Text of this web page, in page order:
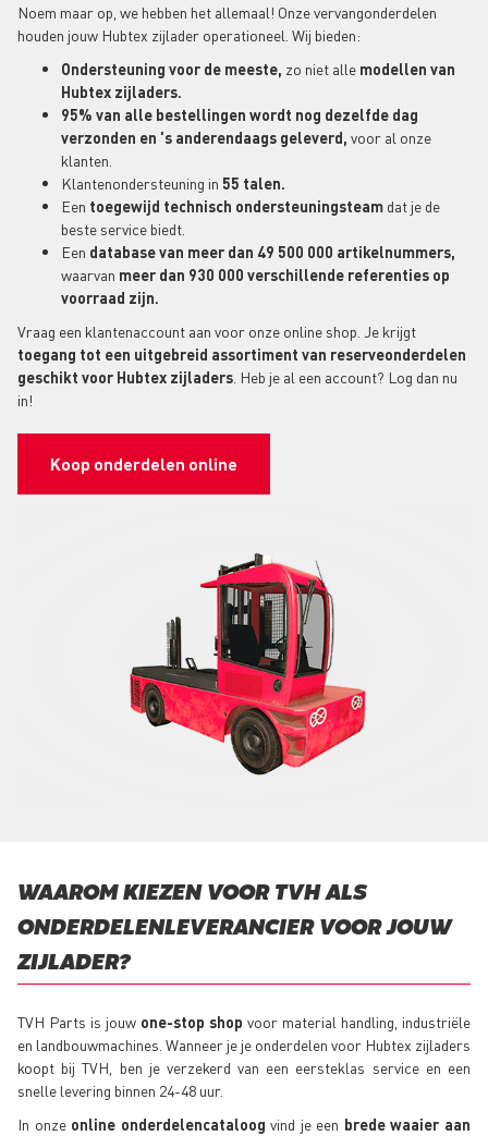
Noem maar op, we hebben het allemaal! Onze vervangonderdelen
houden jouw Hubtex zijlader operationeel. Wij bieden:
Ondersteuning voor de meeste, zo niet alle modellen van
Hubtex zijladers.
95% van alle bestellingen wordt nog dezelfde dag
verzonden en 's anderendaags geleverd, voor al onze
klanten.
Klantenondersteuning in 55 talen.
Een toegewijd technisch ondersteuningsteam dat je de
beste service biedt.
Een database van meer dan 49 500 000 artikelnummers,
waarvan meer dan 930 000 verschillende referenties op
voorraad zijn.
Vraag een klantenaccount aan voor onze online shop. Je krijgt
toegang tot een uitgebreid assortiment van reserveonderdelen
geschikt voor Hubtex zijladers . Heb je al een account? Log dan nu
in!
Koop onderdelen online
WAAROM KIEZEN VOOR TVH ALS
ONDERDELENLEVERANCIER VOOR JOUW
ZIJLADER?
TVH Parts is jouw one-stop shop voor material handling, industriële
en landbouwmachines. Wanneer je je onderdelen voor Hubtex zijladers
koopt bij TVH, ben je verzekerd van een eersteklas service en een
snelle levering binnen 24-48 uur.
In onze online onderdelencataloog vind je een brede waaier aan